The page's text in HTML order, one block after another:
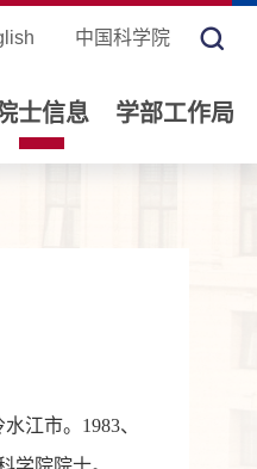
中国科学院
士信息 学部工作局
江市。1983、